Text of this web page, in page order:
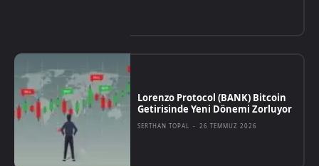
Lorenzo Protocol (BANK) Bitcoin
Getirisinde Yeni Dönemi Zorluyor
SERTHAN TOPAL - 26 TEMMUZ 2026